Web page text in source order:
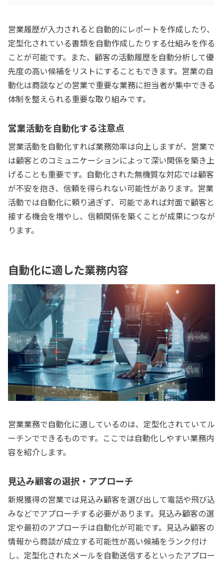
営業履歴が入力されると自動的にレポートを作成したり、
定型化されている書類を自動作成したりする仕組みを作る
ことが可能です。また、顧客の活動履歴を自動分析して優
先度の高い候補をリストにすることもできます。営業の自
動化は商談などの営業で重要な業務に担当者が集中できる
体制を整えられる重要な取り組みです。
営業活動を自動化する注意点
営業活動を自動化すれば業務効率は向上しますが、営業で
は顧客とのコミュニケーションによって深い関係を築き上
げることも重要です。自動化された無機質な対応では顧客
が不安を抱き、信頼を得られない可能性があります。営業
活動では自動化に頼り過ぎず、可能であれば対面で顧客と
接する機会を増やし、信頼関係を築くことが成果につなが
ります。
自動化に適した業務内容
営業業務で自動化に適しているのは、定型化されていてル
ーチンでできるものです。ここでは自動化しやすい業務内
容を紹介します。
見込み顧客の選択・アプローチ
新規獲得の営業では見込み顧客を選び出して電話や飛び込
みなどでアプローチする必要があります。見込み顧客の選
定や最初のアプローチは自動化が可能です。見込み顧客の
情報から商談が成立する可能性が高い候補をランク付け
し、定型化されたメールを自動送信するといったアプロー